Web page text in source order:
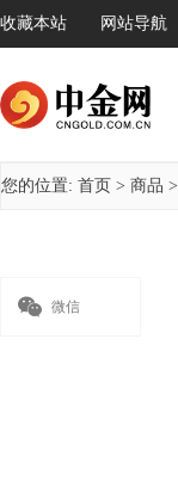
收藏本站 网站导航
您的位置: 首页 > 商品 >
 微信